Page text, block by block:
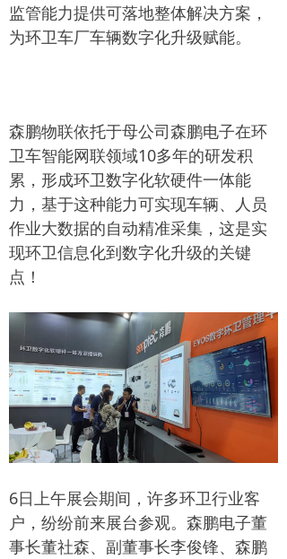
监管能力提供可落地整体解决方案，
为环卫车厂车辆数字化升级赋能。
森鹏物联依托于母公司森鹏电子在环
卫车智能网联领域10多年的研发积
累，形成环卫数字化软硬件一体能
力，基于这种能力可实现车辆、人员
作业大数据的自动精准采集，这是实
现环卫信息化到数字化升级的关键
点！
6日上午展会期间，许多环卫行业客
户，纷纷前来展台参观。森鹏电子董
事长董社森、副董事长李俊锋、森鹏